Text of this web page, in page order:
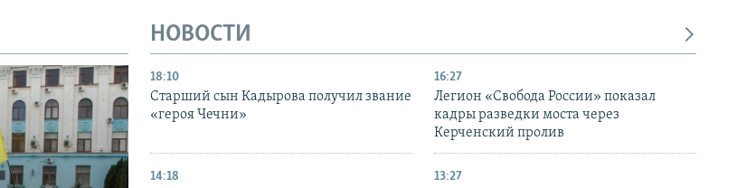
НОВОСТИ
18:10
Старший сын Кадырова получил звание
«героя Чечни»
16:27
Легион «Свобода России» показал
кадры разведки моста через
Керченский пролив
14:18 13:27